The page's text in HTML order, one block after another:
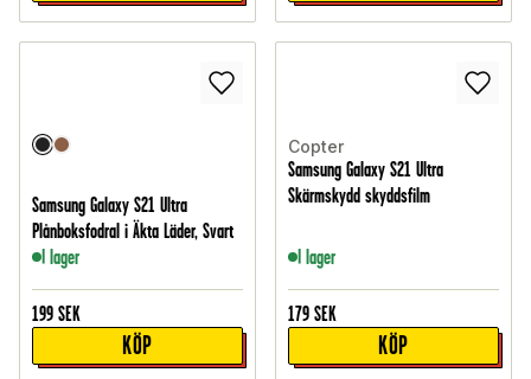
Samsung Galaxy S21 Ultra
Plånboksfodral i Äkta Läder, Svart
I lager
199 SEK
KÖP
Copter
Samsung Galaxy S21 Ultra
Skärmskydd skyddsfilm
I lager
179 SEK
KÖP